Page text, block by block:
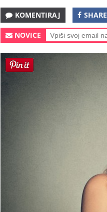
KOMENTIRAJ SHARE
NOVICE